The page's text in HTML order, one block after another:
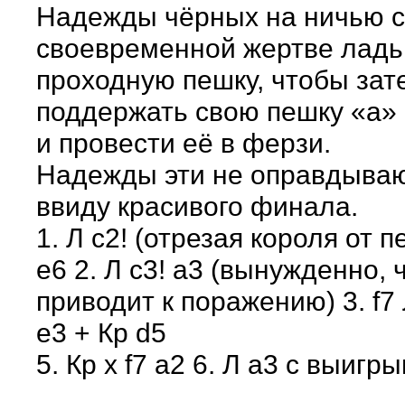
Надежды чёрных на ничью
своевременной жертве
проходную пешку, чтобы
поддержать свою пешку
и провести её в ферзи.
Надежды эти не
ввиду красивого финала.
1. Л с2! (отрезая короля от
е6 2. Л с3! а3 (вынужденно,
приводит к поражению) 3.
е3 + Кр d5
5. Кр х f7 a2 6. Л а3 с